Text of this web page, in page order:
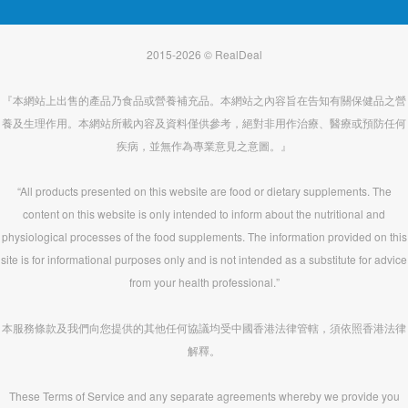
2015-2026 © RealDeal
『本網站上出售的產品乃食品或營養補充品。本網站之內容旨在告知有關保健品之營
養及生理作用。本網站所載內容及資料僅供參考，絕對非用作治療、醫療或預防任何
疾病，並無作為專業意見之意圖。』
“All products presented on this website are food or dietary supplements. The
content on this website is only intended to inform about the nutritional and
physiological processes of the food supplements. The information provided on this
site is for informational purposes only and is not intended as a substitute for advice
from your health professional.”
本服務條款及我們向您提供的其他任何協議均受中國香港法律管轄，須依照香港法律
解釋。
These Terms of Service and any separate agreements whereby we provide you